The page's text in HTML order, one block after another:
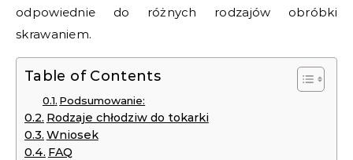
odpowiednie do różnych rodzajów obróbki
skrawaniem.
Table of Contents
Podsumowanie:
Rodzaje chłodziw do tokarki
Wniosek
FAQ